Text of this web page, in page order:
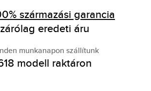
származási garancia
eredeti áru
munkanapon szállítunk
modell raktáron